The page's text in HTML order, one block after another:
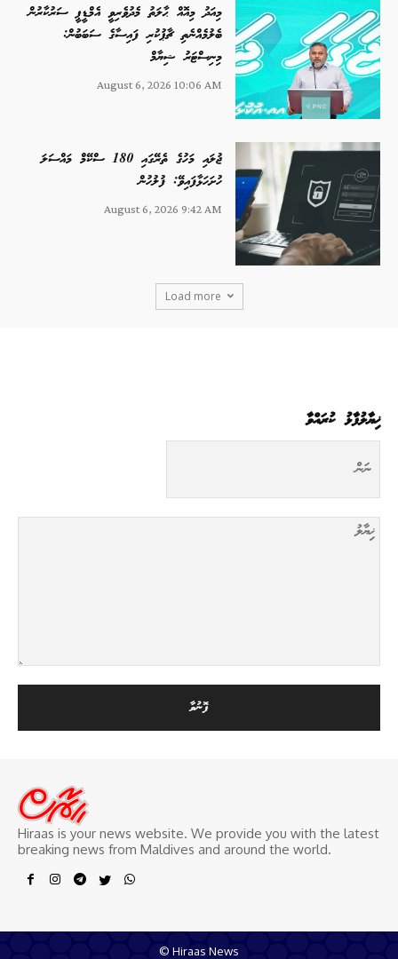
މިއަދު މިއޮއް ޙާލަތު މެދުވެރިވީ އެމްޑީޕީ ސަރުކާރުން
ބެލުމެއްނެތި ޗާޕުކުރި ފައިސާގެ ސަބަބުން:
މިނިސްޓަރު ޝިޔާމް
August 6, 2026 10:06 AM
ޖުލައި މަހުގެ ތެރޭގައި 180 ސްކޭމް މައްސަލަ
ހުށަހަޅާފައިވޭ: ފުލުހުން
August 6, 2026 9:42 AM
Load more
ޚިޔާލުފާޅު ކުރައްވާ
Hiraas is your news website. We provide you with the latest
breaking news from Maldives and around the world.
© Hiraas News